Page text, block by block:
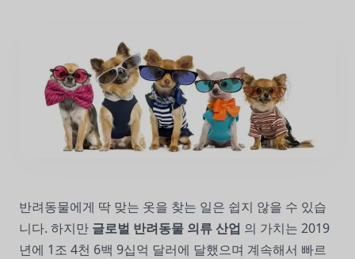
반려동물에게 딱 맞는 옷을 찾는 일은 쉽지 않을 수 있습
니다. 하지만 글로벌 반려동물 의류 산업 의 가치는 2019
년에 1조 4천 6백 9십억 달러에 달했으며 계속해서 빠르